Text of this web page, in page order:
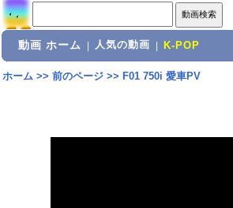
動画 ホーム 人気の動画 K-POP
ホーム>> 前のページ>> F01 750i 愛車PV